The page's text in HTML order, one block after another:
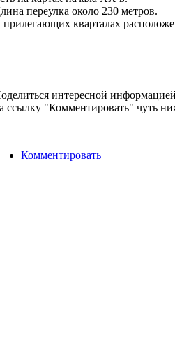
переулка около 230 метров.
кварталах
интересной
ссылку "Комментировать" чуть
Комментировать